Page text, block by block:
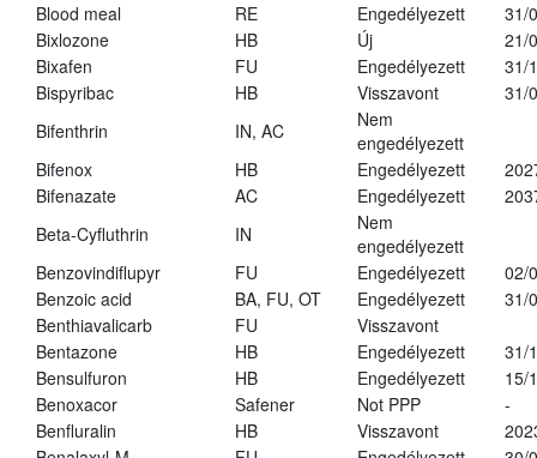
Blood meal
RE Engedélyezett
31/
Bixlozone
HB Új
21/
Bixafen
FU Engedélyezett
31/
Bispyribac
HB Visszavont
31/
Bifenthrin
IN, AC
Nem
engedélyezett
Bifenox
HB Engedélyezett
Bifenazate
AC Engedélyezett
Beta-Cyfluthrin
IN
Nem
engedélyezett
Benzovindiflupyr
FU Engedélyezett
02/
Benzoic acid
BA, FU, OT Engedélyezett
31/
Benthiavalicarb
FU
Visszavont
Bentazone
HB Engedélyezett
31/
Bensulfuron
HB Engedélyezett
15/
Benoxacor
Safener Not PPP
-
Benfluralin
HB Visszavont